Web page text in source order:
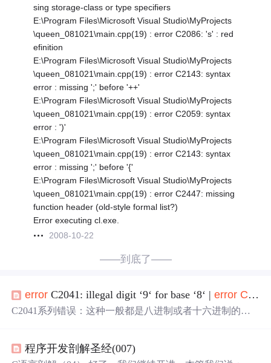
sing storage-class or type specifiers
E:\Program Files\Microsoft Visual Studio\MyProjects
\queen_081021\main.cpp(19) : error C2086: 's' : red
efinition
E:\Program Files\Microsoft Visual Studio\MyProjects
\queen_081021\main.cpp(19) : error C2143: syntax
error : missing ';' before '++'
E:\Program Files\Microsoft Visual Studio\MyProjects
\queen_081021\main.cpp(19) : error C2059: syntax
error : ')'
E:\Program Files\Microsoft Visual Studio\MyProjects
\queen_081021\main.cpp(19) : error C2143: syntax
error : missing ';' before '{'
E:\Program Files\Microsoft Visual Studio\MyProjects
\queen_081021\main.cpp(19) : error C2447: missing
function header (old-style formal list?)
Error executing cl.exe.
2008-10-22
——到底了——
error C2041: illegal digit ‘9‘ for base ‘8‘ |error C2059
C2041系列错误：这种一般都是八进制或者十六进制的数
程序开发剖解圣经(007)